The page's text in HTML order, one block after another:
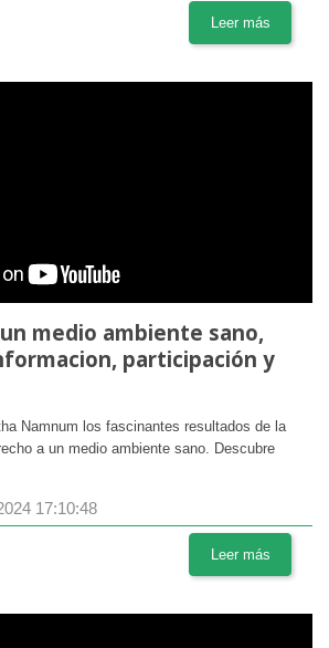
Leer más
medio ambiente sano,
participación y
Namnum los fascinantes resultados de la
a un medio ambiente sano. Descubre
17:10:48
Leer más